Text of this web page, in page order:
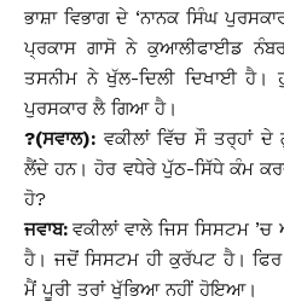
ਭਾਸ਼ਾ ਵਿਭਾਗ ਦੇ ‘ਨਾਨਕ ਸਿੰਘ
ਪ੍ਰਕਾਸ ਗਾਸੋ ਨੇ ਕੁਆਲੀਫਾਈਡ
ਤਸਨੀਮ ਨੇ ਖੁੱਲ-ਦਿਲੀ ਦਿਖਾਈ ਹੈ।
ਪੁਰਸਕਾਰ ਲੈ ਗਿਆ ਹੈ।
?(ਸਵਾਲ): ਵਕੀਲਾਂ ਵਿੱਚ ਸੌ ਤਰ੍ਹਾਂ
ਲੈਂਦੇ ਹਨ। ਹੋਰ ਵਧੇਰੇ ਪੁੱਠ-ਸਿੱਧੇ ਕੰਮ
ਹੋ?
ਜਵਾਬ:ਵਕੀਲਾਂ ਵਾਲੇ ਜਿਸ ਸਿਸਟਮ ’ਚ
ਹੈ। ਜਦੋਂ ਸਿਸਟਮ ਹੀ ਕੁਰੱਪਟ ਹੈ।
ਮੈਂ ਪੂਰੀ ਤਰਾਂ ਖੁੱਭਿਆ ਨਹੀਂ ਹੋਇਆ।